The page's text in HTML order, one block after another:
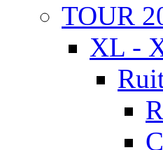
TOUR
XL -